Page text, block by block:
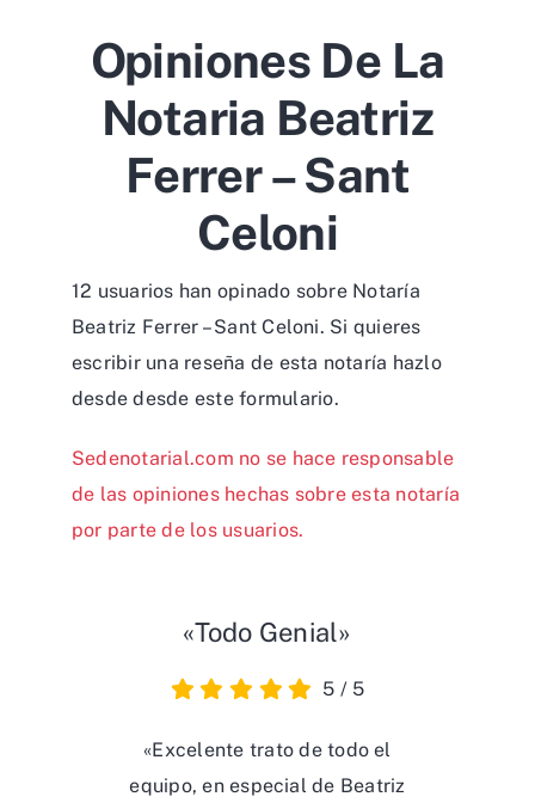
Opiniones De La
Notaria Beatriz
Ferrer – Sant
Celoni
12 usuarios han opinado sobre Notaría
Beatriz Ferrer – Sant Celoni. Si quieres
escribir una reseña de esta notaría hazlo
desde desde este formulario.
Sedenotarial.com no se hace responsable
de las opiniones hechas sobre esta notaría
por parte de los usuarios.
«Todo Genial»
5 / 5
«Excelente trato de todo el
equipo, en especial de Beatriz